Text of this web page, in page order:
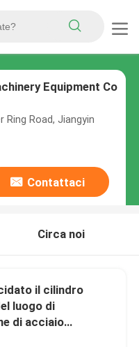
Equipment Co
Ring Road, Jiangyin
Contattaci
Circa noi
il cilindro
luogo di
di acciaio
durezza 40HRC